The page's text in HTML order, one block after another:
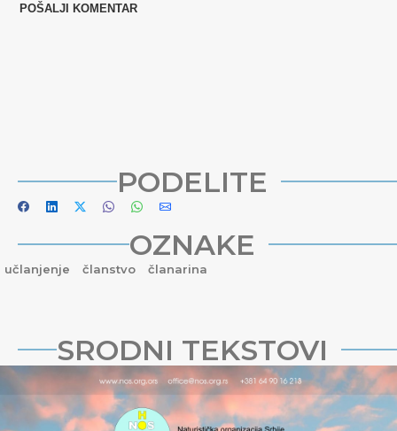
PODELITE
OZNAKE
učlanjenje članstvo članarina
SRODNI TEKSTOVI